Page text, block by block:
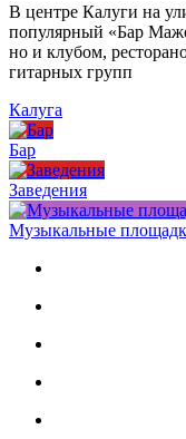
В центре Калуги на
популярный «Бар
но и клубом,
гитарных групп
Калуга
Бар
Заведения
Музыкальные